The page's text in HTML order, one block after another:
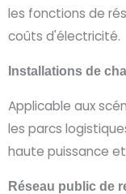
les fonctions de
coûts d'électricité.
Installations de
Applicable aux
les parcs
haute puissance
Réseau public de